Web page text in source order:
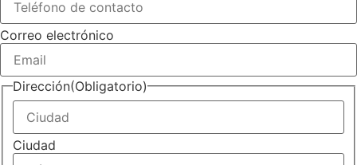
Correo electrónico
Dirección(Obligatorio)
Ciudad